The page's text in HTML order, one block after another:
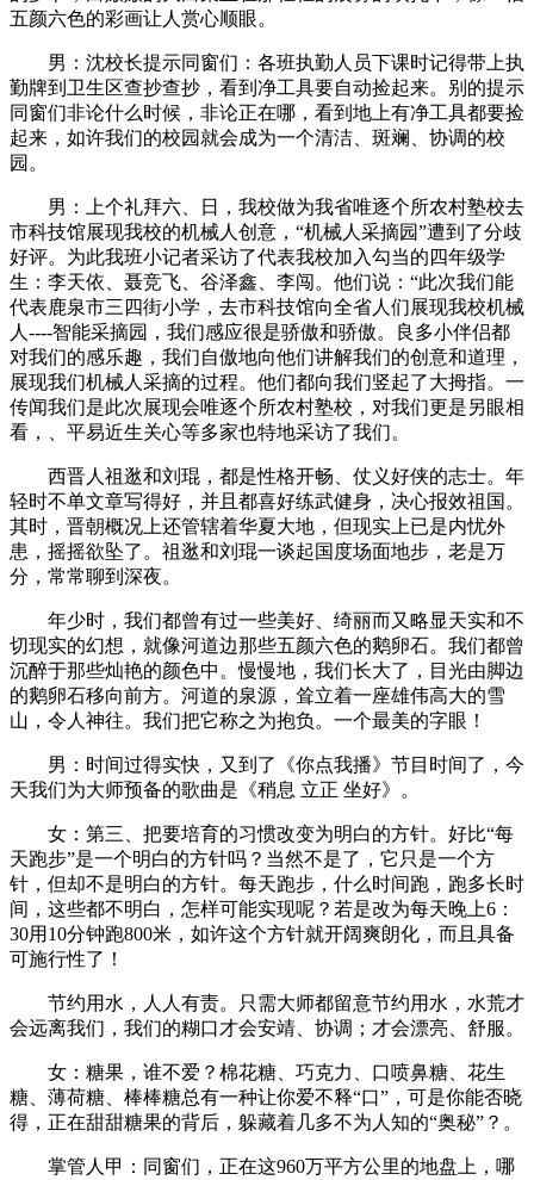
五颜六色的彩画让人赏心顺眼。
男：沈校长提示同窗们：各班执勤人员下课时记得带上执
勤牌到卫生区查抄查抄，看到净工具要自动捡起来。别的提示
同窗们非论什么时候，非论正在哪，看到地上有净工具都要捡
起来，如许我们的校园就会成为一个清洁、斑斓、协调的校
园。
男：上个礼拜六、日，我校做为我省唯逐个所农村塾校去
市科技馆展现我校的机械人创意，“机械人采摘园”遭到了分歧
好评。为此我班小记者采访了代表我校加入勾当的四年级学
生：李天依、聂竞飞、谷泽鑫、李闯。他们说：“此次我们能
代表鹿泉市三四街小学，去市科技馆向全省人们展现我校机械
人----智能采摘园，我们感应很是骄傲和骄傲。良多小伴侣都
对我们的感乐趣，我们自傲地向他们讲解我们的创意和道理，
展现我们机械人采摘的过程。他们都向我们竖起了大拇指。一
传闻我们是此次展现会唯逐个所农村塾校，对我们更是另眼相
看，、平易近生关心等多家也特地采访了我们。
西晋人祖逖和刘琨，都是性格开畅、仗义好侠的志士。年
轻时不单文章写得好，并且都喜好练武健身，决心报效祖国。
其时，晋朝概况上还管辖着华夏大地，但现实上已是内忧外
患，摇摇欲坠了。祖逖和刘琨一谈起国度场面地步，老是万
分，常常聊到深夜。
年少时，我们都曾有过一些美好、绮丽而又略显天实和不
切现实的幻想，就像河道边那些五颜六色的鹅卵石。我们都曾
沉醉于那些灿艳的颜色中。慢慢地，我们长大了，目光由脚边
的鹅卵石移向前方。河道的泉源，耸立着一座雄伟高大的雪
山，令人神往。我们把它称之为抱负。一个最美的字眼！
男：时间过得实快，又到了《你点我播》节目时间了，今
天我们为大师预备的歌曲是《稍息 立正 坐好》。
女：第三、把要培育的习惯改变为明白的方针。好比“每
天跑步”是一个明白的方针吗？当然不是了，它只是一个方
针，但却不是明白的方针。每天跑步，什么时间跑，跑多长时
间，这些都不明白，怎样可能实现呢？若是改为每天晚上6：
30用10分钟跑800米，如许这个方针就开阔爽朗化，而且具备
可施行性了！
节约用水，人人有责。只需大师都留意节约用水，水荒才
会远离我们，我们的糊口才会安靖、协调；才会漂亮、舒服。
女：糖果，谁不爱？棉花糖、巧克力、口喷鼻糖、花生
糖、薄荷糖、棒棒糖总有一种让你爱不释“口”，可是你能否晓
得，正在甜甜糖果的背后，躲藏着几多不为人知的“奥秘”？。
掌管人甲：同窗们，正在这960万平方公里的地盘上，哪